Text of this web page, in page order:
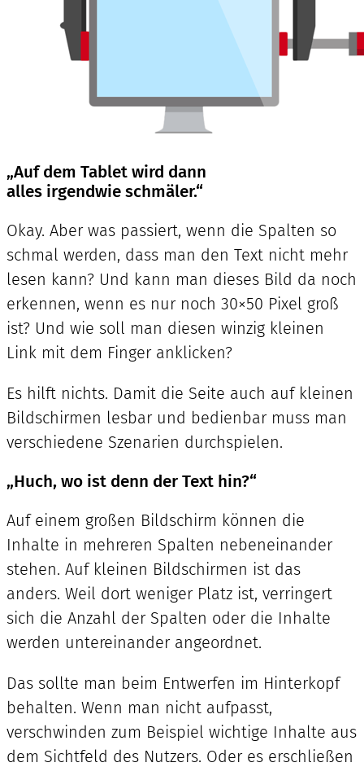
„Auf dem Tablet wird dann
alles irgendwie schmäler.“
Okay. Aber was passiert, wenn die Spalten so
schmal werden, dass man den Text nicht mehr
lesen kann? Und kann man dieses Bild da noch
erkennen, wenn es nur noch 30×50 Pixel groß
ist? Und wie soll man diesen winzig kleinen
Link mit dem Finger anklicken?
Es hilft nichts. Damit die Seite auch auf kleinen
Bildschirmen lesbar und bedienbar muss man
verschiedene Szenarien durchspielen.
„Huch, wo ist denn der Text hin?“
Auf einem großen Bildschirm können die
Inhalte in mehreren Spalten nebeneinander
stehen. Auf kleinen Bildschirmen ist das
anders. Weil dort weniger Platz ist, verringert
sich die Anzahl der Spalten oder die Inhalte
werden untereinander angeordnet.
Das sollte man beim Entwerfen im Hinterkopf
behalten. Wenn man nicht aufpasst,
verschwinden zum Beispiel wichtige Inhalte aus
dem Sichtfeld des Nutzers. Oder es erschließen